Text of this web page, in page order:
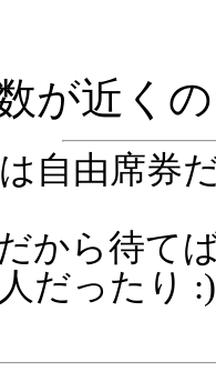
が近く
自由席券
から待て
だったり :)